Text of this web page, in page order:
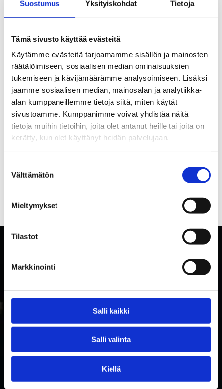
Suostumus Yksityiskohdat Tietoja
Tämä sivusto käyttää evästeitä
Käytämme evästeitä tarjoamamme sisällön ja mainosten
räätälöimiseen, sosiaalisen median ominaisuuksien
tukemiseen ja kävijämäärämme analysoimiseen. Lisäksi
jaamme sosiaalisen median, mainosalan ja analytiikka-
alan kumppaneillemme tietoja siitä, miten käytät
sivustoamme. Kumppanimme voivat yhdistää näitä
tietoja muihin tietoihin, joita olet antanut heille tai joita on
kerätty, kun olet käyttänyt heidän palvelujaan.
valinta
Välttämätön
Mieltymykset
Tilastot
Markkinointi
Salli kaikki
Salli valinta
Kiellä
PRENUMERERA PÅ RAKETTITUKKU
NYHETSBREV
Prenumerera på nyhetsbrevet och få information om nyheter